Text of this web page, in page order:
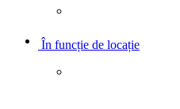
În funcție de locație